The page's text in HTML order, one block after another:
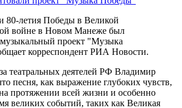
80-летия Победы в Великой
войне в Новом Манеже был
музыкальный проект "Музыка
корреспондент РИА Новости.
театральных деятелей РФ Владимир
песня, как выражение глубоких чувств,
протяжении всей жизни и особенно
великих событий, таких как Великая